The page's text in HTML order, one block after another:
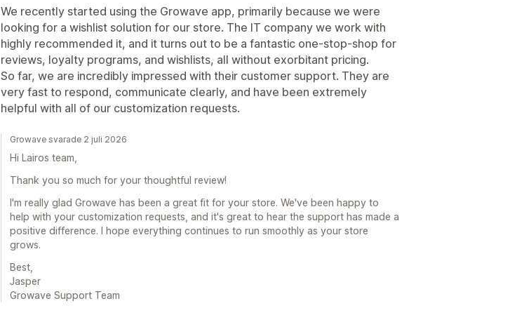
We recently started using the Growave app, primarily because we were
looking for a wishlist solution for our store. The IT company we work with
highly recommended it, and it turns out to be a fantastic one-stop-shop for
reviews, loyalty programs, and wishlists, all without exorbitant pricing.
So far, we are incredibly impressed with their customer support. They are
very fast to respond, communicate clearly, and have been extremely
helpful with all of our customization requests.
Growave svarade 2 juli 2026
Hi Lairos team,
Thank you so much for your thoughtful review!
I'm really glad Growave has been a great fit for your store. We've been happy to
help with your customization requests, and it's great to hear the support has made a
positive difference. I hope everything continues to run smoothly as your store
grows.
Best,
Jasper
Growave Support Team